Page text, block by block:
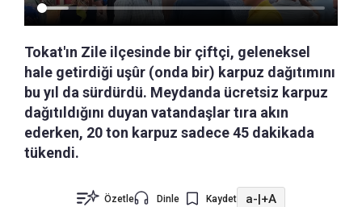
Tokat'ın Zile ilçesinde bir çiftçi, geleneksel
hale getirdiği uşûr (onda bir) karpuz dağıtımını
bu yıl da sürdürdü. Meydanda ücretsiz karpuz
dağıtıldığını duyan vatandaşlar tıra akın
ederken, 20 ton karpuz sadece 45 dakikada
tükendi.
Özetle Dinle Kaydet a-|+A